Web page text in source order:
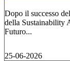
Dopo il successo
della Sustainability
Futuro...
25-06-2026